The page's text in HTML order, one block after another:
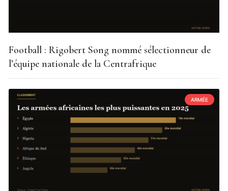
Football : Rigobert Song nommé sélectionneur de
l’équipe nationale de la Centrafrique
ARMÉE